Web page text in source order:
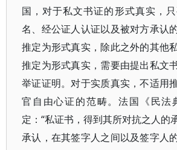
国，对于私文书证的形式真实，
名、经公证人认证以及被对方承认
推定为形式真实，除此之外的其他
推定为形式真实，需要由提出私文
举证证明。对于实质真实，不适用
官自由心证的范畴。法国《民法
定：“私证书，得到其所对抗之人的
承认，在其签字人之间以及签字人